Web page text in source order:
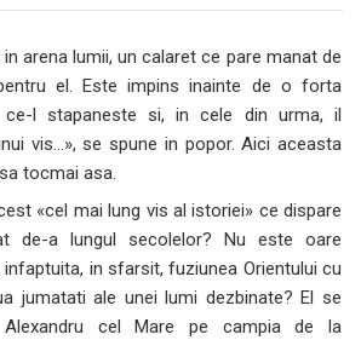
arena lumii, un calaret ce pare manat de
el. Este impins inainte de o forta
l stapaneste si, in cele din urma, il
vis…», se spune in popor. Aici aceasta
tocmai asa.
«cel mai lung vis al istoriei» ce dispare
de-a lungul secolelor? Nu este oare
in sfarsit, fuziunea Orientului cu
jumatati ale unei lumi dezbinate? El se
cel Mare pe campia de la